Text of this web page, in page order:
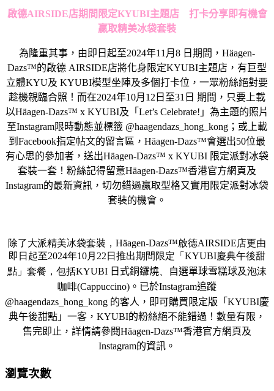
啟德AIRSIDE店期間限定KYUBI主題店
打卡分享即有機會
贏取精美冰袋套裝
為隆重其事，由即日起至2024年11月8 日期間，Häagen-
Dazs™的啟德 AIRSIDE店將化身限定KYUBI主題店，有巨型
立體KYU及 KYUBI模型坐陣及多個打卡位，一眾粉絲絕對要
趁機親臨合照！而在2024年10月12日至31日 期間，只要上載
以Häagen-Dazs™ x KYUBI及「Let’s Celebrate!」為主題的照片
至Instagram限時動態並標籤 @haagendazs_hong_kong；或上載
到Facebook指定帖文的留言區，Häagen-Dazs™會選出50位最
有心思的參加者，送出Häagen-Dazs™ x KYUBI 限定派對冰袋
套裝一套！粉絲記得留意Häagen-Dazs™香港官方網頁及
Instagram的最新資訊，切勿錯過贏取型格又實用限定派對冰袋
套裝的機會。
除了大派精美冰袋套裝， Häagen-Dazs™啟德AIRSIDE店更由
即日起至2024年10月 22 日推出期間限定「 KYUBI慶典午後甜
點」套餐，包括KYUBI 日式銅鑼燒 自選單球雪糕球及泡沫
咖啡(Cappuccino) 。 已於Instagram追蹤
@haagendazs_hong_kong 的客人，即可購買限定版「 KYUBI慶
典午後甜點」一客 ， KYUBI的粉絲絕不能錯過！數量有限，
售完即止，詳情請參閱Häagen-Dazs™香港官方網頁及
Instagram的資訊。
瀏覽次數